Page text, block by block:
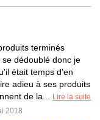
terminés
dédoublé donc je
était temps d'en
adieu à ses produits
de la...
Lire la suite
2018